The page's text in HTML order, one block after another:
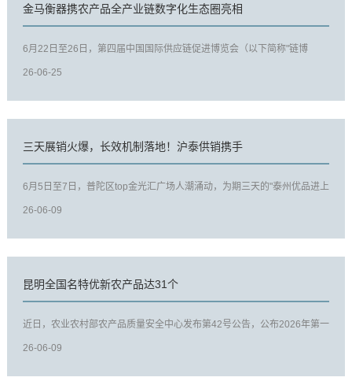
金马衡器携农产品全产业链数字化生态圈亮相
6月22日至26日，第四届中国国际供应链促进博览会（以下简称"链博
会"）在北京举办。湖南金马衡器有...
26-06-25
三天展销火爆，长效机制落地！沪泰供销携手
6月5日至7日，普陀区top金光汇广场人潮涌动，为期三天的"泰州优品进上
海"农产品展示展销活动在这...
26-06-09
昆明全国名特优新农产品达31个
近日，农业农村部农产品质量安全中心发布第42号公告，公布2026年第一
批全国名特优新农产品名录，...
26-06-09